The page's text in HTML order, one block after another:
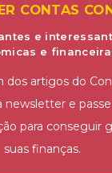
CONTAS
e
e
dos artigos do
newsletter e
para conseguir
suas finanças.